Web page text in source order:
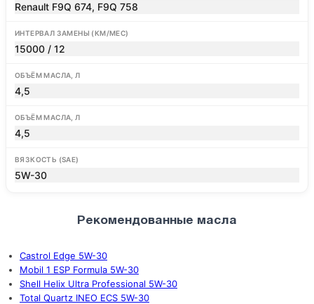
Renault F9Q 674, F9Q 758
ИНТЕРВАЛ ЗАМЕНЫ (КМ/МЕС)
15000 / 12
ОБЪЁМ МАСЛА, Л
4,5
ОБЪЁМ МАСЛА, Л
4,5
ВЯЗКОСТЬ (SAE)
5W-30
Рекомендованные масла
Castrol Edge 5W-30
Mobil 1 ESP Formula 5W-30
Shell Helix Ultra Professional 5W-30
Total Quartz INEO ECS 5W-30